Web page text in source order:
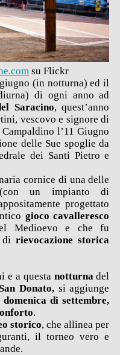
su Flickr
(in notturna) ed il
di ogni anno ad
Saracino, quest’anno
vescovo e signore di
l’11 Giugno
delle Sue spoglie da
dei Santi Pietro e
cornice di una delle
un impianto di
progettato
gioco cavalleresco
Medioevo e che fu
di rievocazione storica
e a questa notturnadel
Donato,si aggiunge
di settembre,
.
storico, che allinea per
il torneo vero e